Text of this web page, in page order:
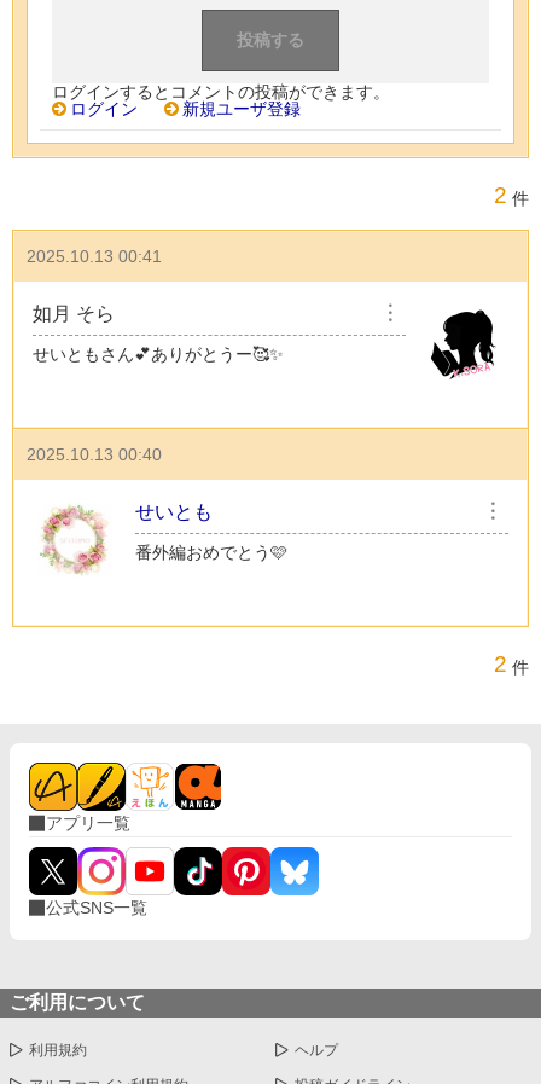
ログインするとコメントの投稿ができます。
ログイン
新規ユーザ登録
2 件
2025.10.13 00:41
如月 そら ︙
せいともさん💕ありがとうー🥰✨
2025.10.13 00:40
せいとも ︙
番外編おめでとう🩷
2 件
アプリ一覧
公式SNS一覧
ご利用について
利用規約 ヘルプ